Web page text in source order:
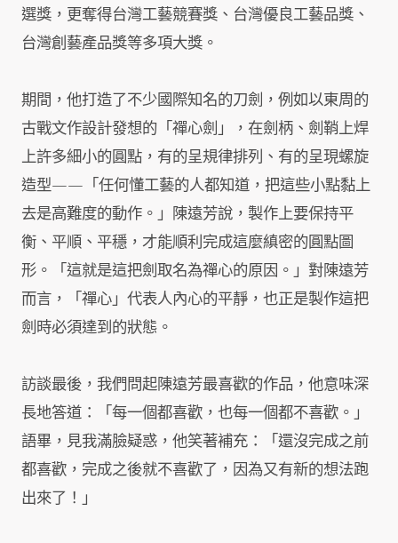
選獎，更奪得台灣工藝競賽獎、台灣優良工藝品獎、
台灣創藝產品獎等多項大獎。
期間，他打造了不少國際知名的刀劍，例如以東周的
古戰文作設計發想的「禪心劍」，在劍柄、劍鞘上焊
上許多細小的圓點，有的呈規律排列、有的呈現螺旋
造型——「任何懂工藝的人都知道，把這些小點黏上
去是高難度的動作。」陳遠芳說，製作上要保持平
衡、平順、平穩，才能順利完成這麼縝密的圓點圖
形。「這就是這把劍取名為禪心的原因。」對陳遠芳
而言，「禪心」代表人內心的平靜，也正是製作這把
劍時必須達到的狀態。
訪談最後，我們問起陳遠芳最喜歡的作品，他意味深
長地答道：「每一個都喜歡，也每一個都不喜歡。」
語畢，見我滿臉疑惑，他笑著補充：「還沒完成之前
都喜歡，完成之後就不喜歡了，因為又有新的想法跑
出來了！」